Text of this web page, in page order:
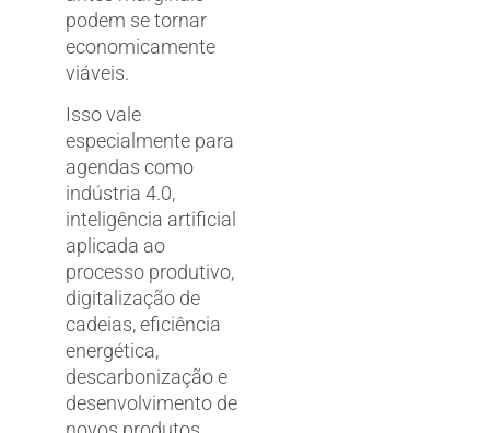
podem se tornar
economicamente
viáveis.
Isso vale
especialmente para
agendas como
indústria 4.0,
inteligência artificial
aplicada ao
processo produtivo,
digitalização de
cadeias, eficiência
energética,
descarbonização e
desenvolvimento de